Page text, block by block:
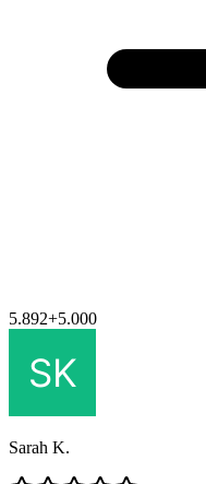
5.892+5.000
Sarah K.